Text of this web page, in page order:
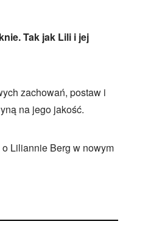
Tak jak Lili i jej
zachowań, postaw i
na jego jakość.
Liliannie Berg w nowym